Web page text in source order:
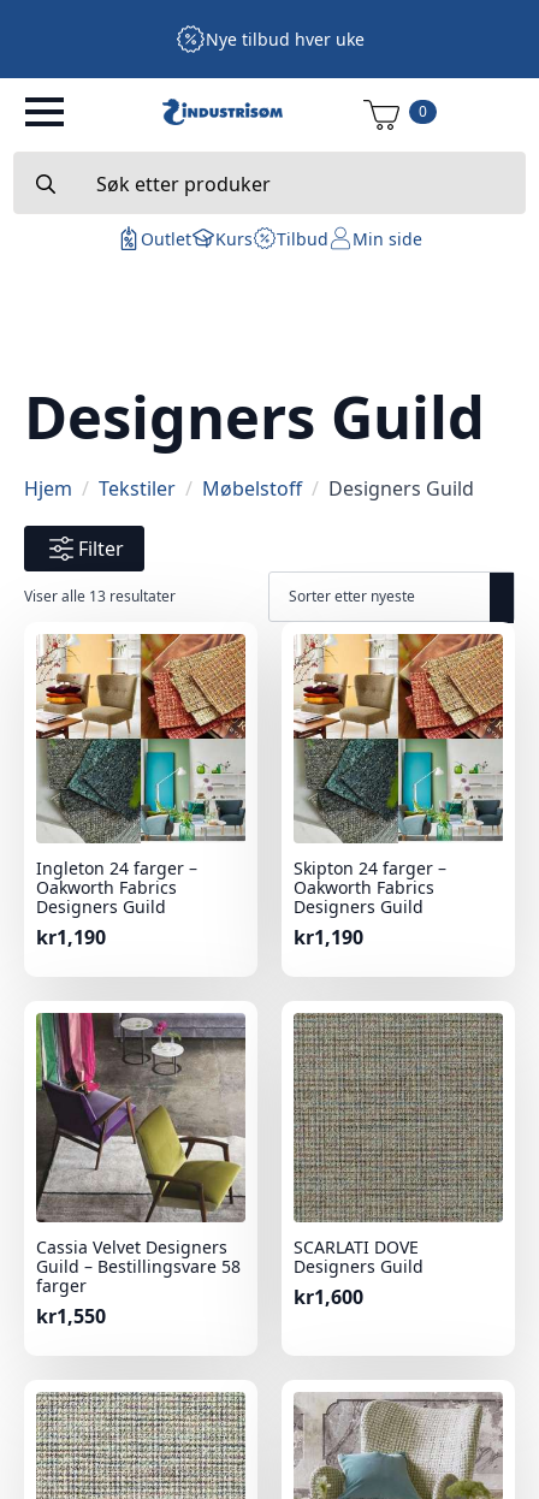
Nye tilbud hver uke
0
for:
Outlet Kurs Tilbud Min side
Designers Guild
Hjem Tekstiler Møbelstoff Designers Guild
Filter
Viser alle 13 resultaterSortert
nyeste
Ingleton 24 farger –
Oakworth Fabrics
Designers Guild
kr1,190
Skipton 24 farger –
Oakworth Fabrics
Designers Guild
kr1,190
Cassia Velvet Designers
Guild – Bestillingsvare 58
farger
kr1,550
SCARLATI DOVE
Designers Guild
kr1,600